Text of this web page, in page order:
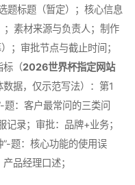
题标题（暂定）；核心信息
素材来源与负责人；制作
；审批节点与截止时间；
标（2026世界杯指定网站
据，仅示范写法）：第1
：客户最常问的三类问
录；审批：品牌+业务；
题：核心功能的使用误
品经理口述；